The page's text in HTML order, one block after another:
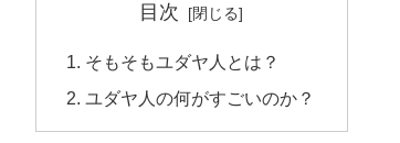
目次
そもそもユダヤ人とは？
ユダヤ人の何がすごいのか？